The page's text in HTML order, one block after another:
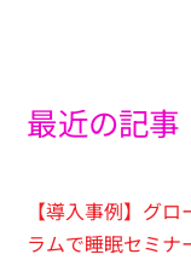
最近の記事
【導入事例】グ
ラムで睡眠セミナ